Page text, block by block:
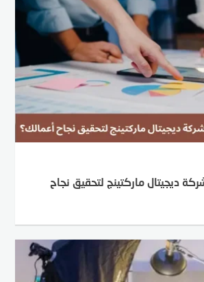
ديجيتال ماركتينج لتحقيق نجاح